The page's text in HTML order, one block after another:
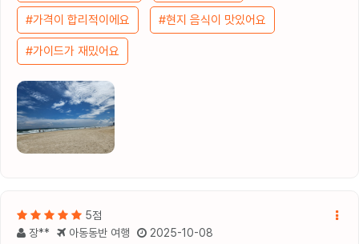
#가격이 합리적이에요 #현지 음식이 맛있어요
#가이드가 재밌어요
5점
장**
아동동반 여행 2025-10-08